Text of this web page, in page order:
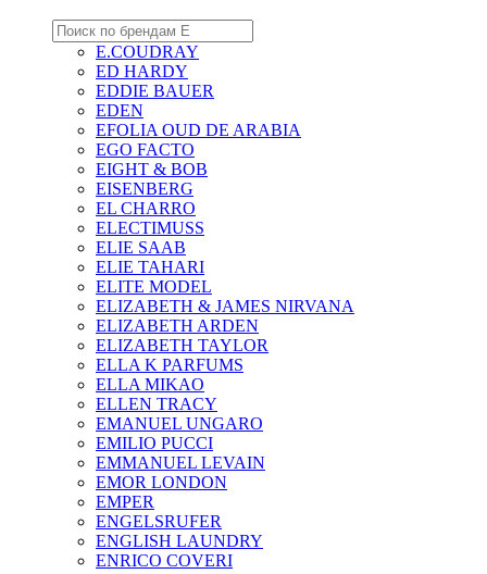
E.COUDRAY
ED HARDY
EDDIE BAUER
EDEN
EFOLIA OUD DE ARABIA
EGO FACTO
EIGHT & BOB
EISENBERG
EL CHARRO
ELECTIMUSS
ELIE SAAB
ELIE TAHARI
ELITE MODEL
ELIZABETH & JAMES NIRVANA
ELIZABETH ARDEN
ELIZABETH TAYLOR
ELLA K PARFUMS
ELLA MIKAO
ELLEN TRACY
EMANUEL UNGARO
EMILIO PUCCI
EMMANUEL LEVAIN
EMOR LONDON
EMPER
ENGELSRUFER
ENGLISH LAUNDRY
ENRICO COVERI